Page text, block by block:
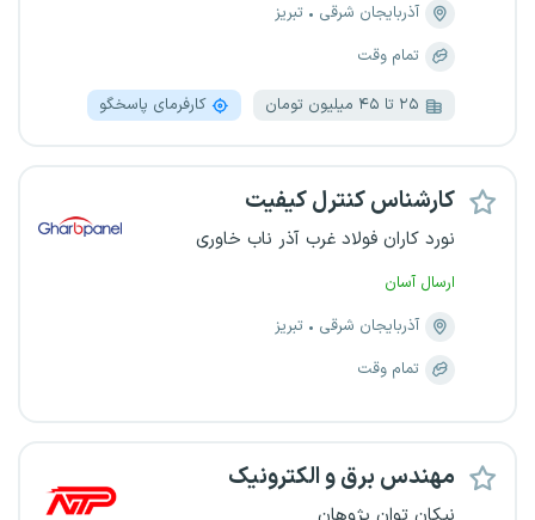
آذربایجان شرقی
تبریز
تمام وقت
۲۵ تا ۴۵ میلیون تومان کارفرمای پاسخگو
کارشناس کنترل کیفیت
نورد کاران فولاد غرب آذر ناب خاوری
ارسال آسان
آذربایجان شرقی
تبریز
تمام وقت
مهندس برق و الکترونیک